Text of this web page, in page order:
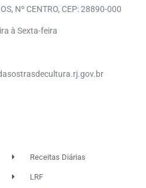
Nº CENTRO, CEP: 28890-000
à Sexta-feira
Receitas Diárias
LRF